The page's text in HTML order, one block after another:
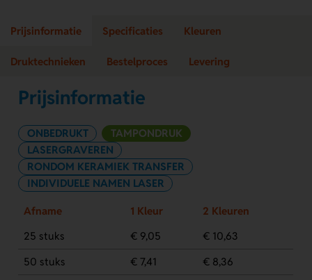
Prijsinformatie Specificaties Kleuren
Druktechnieken Bestelproces Levering
Prijsinformatie
ONBEDRUKT
TAMPONDRUK
LASERGRAVEREN
RONDOM KERAMIEK TRANSFER
INDIVIDUELE NAMEN LASER
Afname 1 Kleur
2 Kleuren
25 stuks
€ 9,05
€ 10,63
50 stuks
€ 7,41
€ 8,36